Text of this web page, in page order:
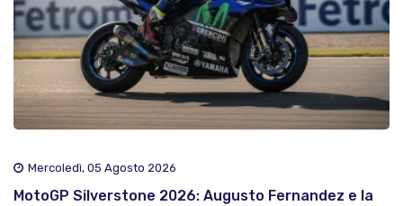
Mercoledì, 05 Agosto 2026
MotoGP Silverstone 2026: Augusto Fernandez e la